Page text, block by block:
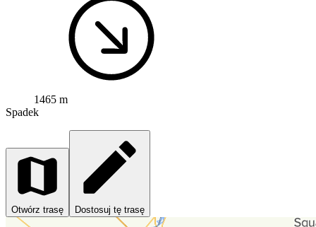
1465 m
Spadek
Otwórz trasę Dostosuj tę trasę